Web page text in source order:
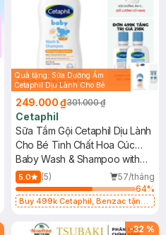
Quà tặng: Sữa Dưỡng Ẩm
Cetaphil Dịu Lành Cho Bé
249.000 ₫301.000 ₫
Cetaphil
Sữa Tắm Gội Cetaphil Dịu Lành
Cho Bé Tinh Chất Hoa Cúc
400ml
Baby Wash & Shampoo with
Organic Calendula
5.0 (5)
57/tháng
64%
Buy 499k Cetaphil, Benzac tặng
hạn)
-32 %